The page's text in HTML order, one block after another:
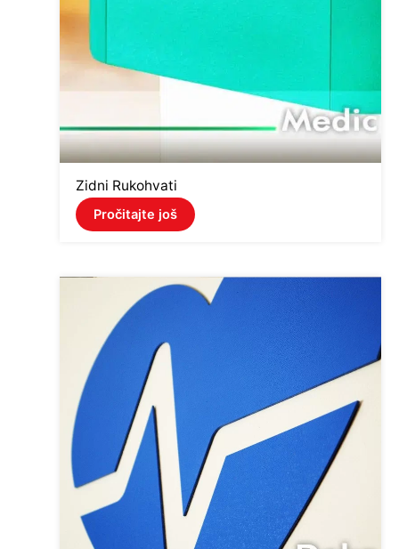
Zidni Rukohvati
Pročitajte još